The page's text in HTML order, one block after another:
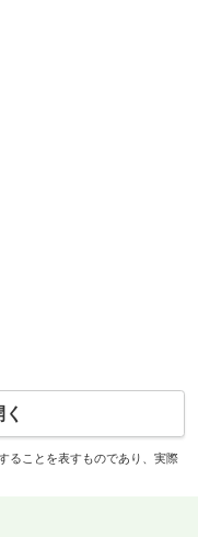
ることを表すものであり、実際